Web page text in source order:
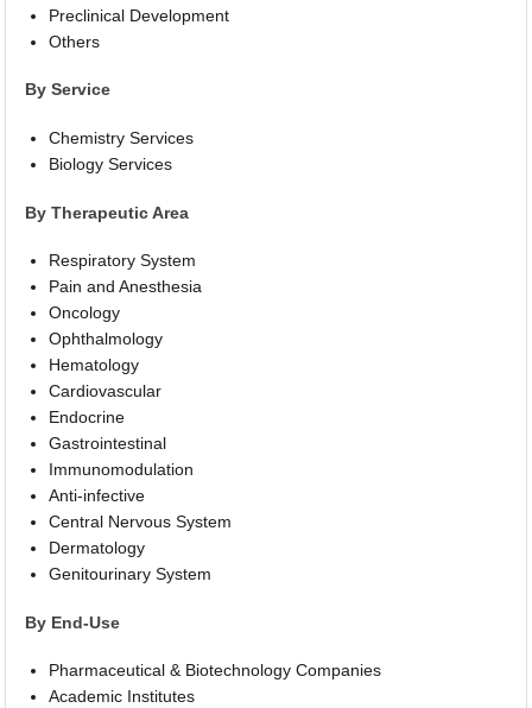
Preclinical Development
Others
By Service
Chemistry Services
Biology Services
By Therapeutic Area
Respiratory System
Pain and Anesthesia
Oncology
Ophthalmology
Hematology
Cardiovascular
Endocrine
Gastrointestinal
Immunomodulation
Anti-infective
Central Nervous System
Dermatology
Genitourinary System
By End-Use
Pharmaceutical & Biotechnology Companies
Academic Institutes